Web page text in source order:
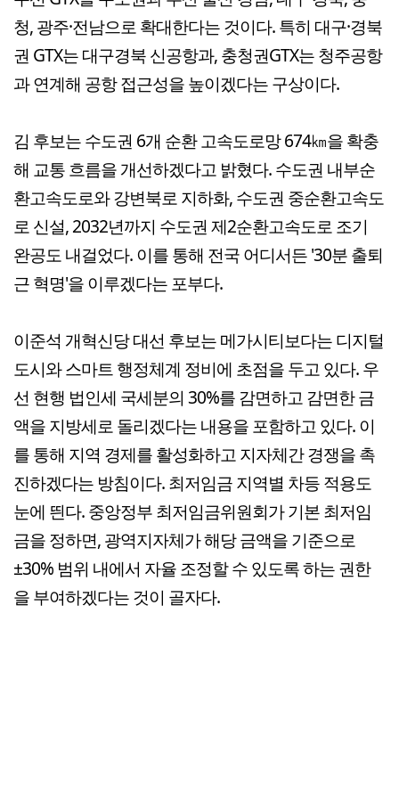
청, 광주·전남으로 확대한다는 것이다. 특히 대구·경북
권 GTX는 대구경북 신공항과, 충청권GTX는 청주공항
과 연계해 공항 접근성을 높이겠다는 구상이다.
김 후보는 수도권 6개 순환 고속도로망 674㎞을 확충
해 교통 흐름을 개선하겠다고 밝혔다. 수도권 내부순
환고속도로와 강변북로 지하화, 수도권 중순환고속도
로 신설, 2032년까지 수도권 제2순환고속도로 조기
완공도 내걸었다. 이를 통해 전국 어디서든 '30분 출퇴
근 혁명'을 이루겠다는 포부다.
이준석 개혁신당 대선 후보는 메가시티보다는 디지털
도시와 스마트 행정체계 정비에 초점을 두고 있다. 우
선 현행 법인세 국세분의 30%를 감면하고 감면한 금
액을 지방세로 돌리겠다는 내용을 포함하고 있다. 이
를 통해 지역 경제를 활성화하고 지자체간 경쟁을 촉
진하겠다는 방침이다. 최저임금 지역별 차등 적용도
눈에 띈다. 중앙정부 최저임금위원회가 기본 최저임
금을 정하면, 광역지자체가 해당 금액을 기준으로
±30% 범위 내에서 자율 조정할 수 있도록 하는 권한
을 부여하겠다는 것이 골자다.